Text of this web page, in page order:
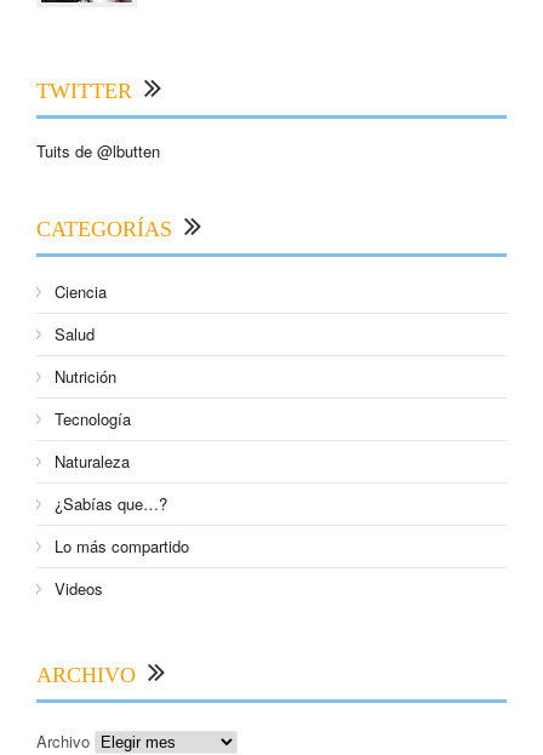
TWITTER
Tuits de @lbutten
CATEGORÍAS
Ciencia
Salud
Nutrición
Tecnología
Naturaleza
¿Sabías que…?
Lo más compartido
Videos
ARCHIVO
Archivo